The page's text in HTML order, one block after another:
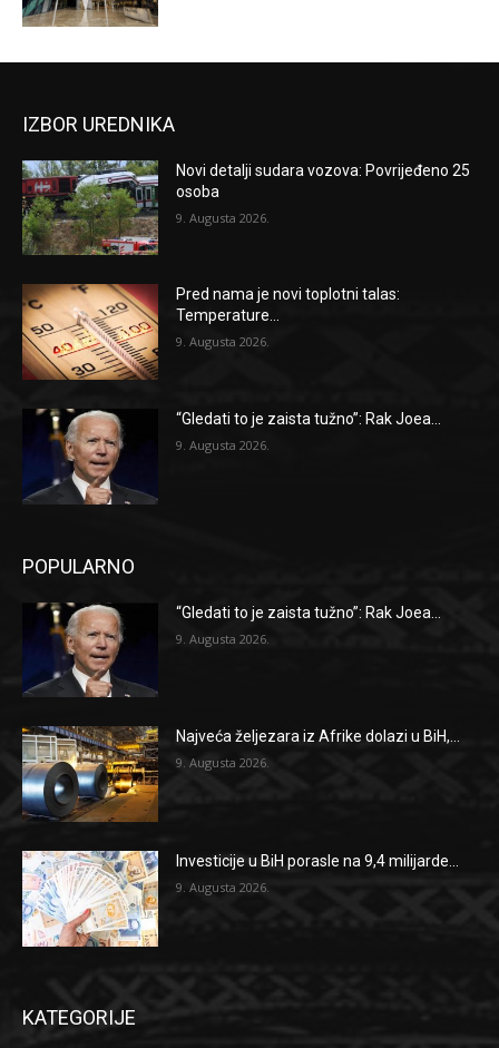
IZBOR UREDNIKA
Novi detalji sudara vozova: Povrijeđeno 25
osoba
9. Augusta 2026.
Pred nama je novi toplotni talas:
Temperature...
9. Augusta 2026.
“Gledati to je zaista tužno”: Rak Joea...
9. Augusta 2026.
POPULARNO
“Gledati to je zaista tužno”: Rak Joea...
9. Augusta 2026.
Najveća željezara iz Afrike dolazi u BiH,...
9. Augusta 2026.
Investicije u BiH porasle na 9,4 milijarde...
9. Augusta 2026.
KATEGORIJE